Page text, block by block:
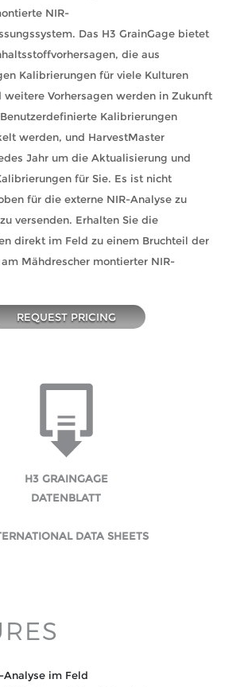
NIR-
Das H3 GrainGage bietet
die aus
Kalibrierungen für viele Kulturen
weitere Vorhersagen werden in Zukunft
Kalibrierungen
werden, und HarvestMaster
Jahr um die Aktualisierung und
für Sie. Es ist nicht
für die externe NIR-Analyse zu
versenden. Erhalten Sie die
direkt im Feld zu einem Bruchteil der
Mähdrescher montierter NIR-
REQUEST PRICING
H3 GRAINGAGE
DATENBLATT
DATA SHEETS
Analyse im Feld